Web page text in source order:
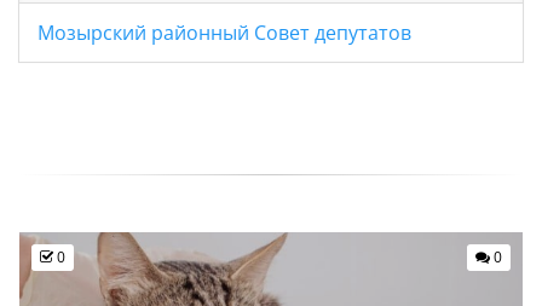
Мозырский районный Совет депутатов
0 0